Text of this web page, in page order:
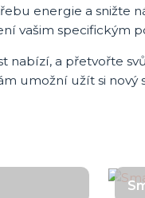
energie a snižte
vašim specifickým
nabízí, a přetvořte
umožní užít si